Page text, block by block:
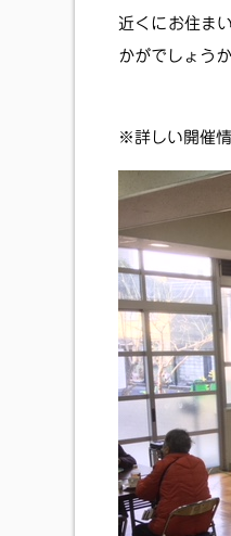
近くにお住ま
かがでしょう
※詳しい開催